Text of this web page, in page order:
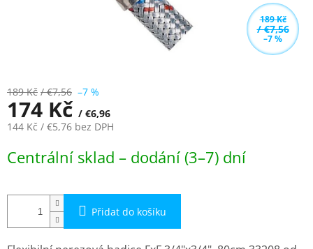
189 Kč
/ €7,56
–7 %
189 Kč / €7,56 –7 %
174 Kč / €6,96
144 Kč / €5,76 bez DPH
cena:
Centrální sklad – dodání (3–7) dní
Přidat do košíku